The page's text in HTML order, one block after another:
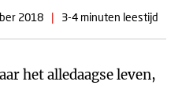
2018 | 3-4 minuten leestijd
het alledaagse leven,